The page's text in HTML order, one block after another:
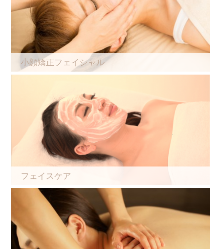
小顔矯正フェイシャル
フェイスケア